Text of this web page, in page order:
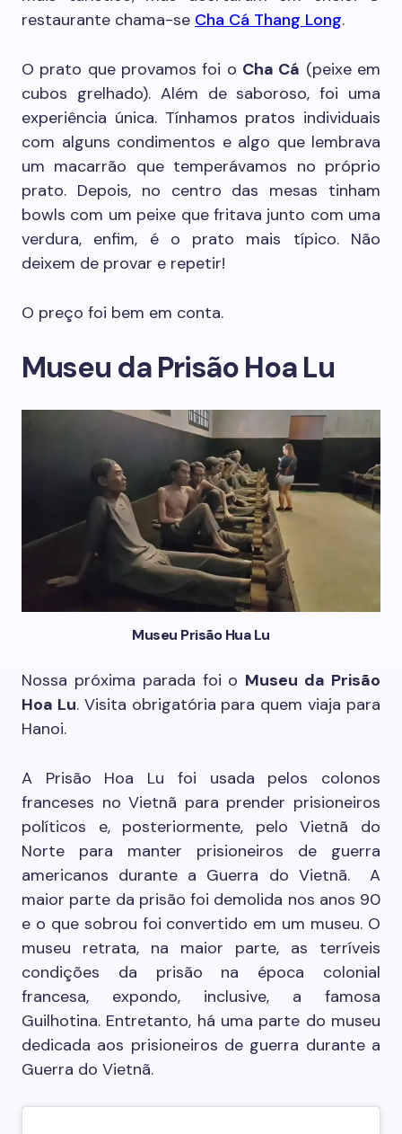
restaurante chama-se Cha Cá Thang Long.
O prato que provamos foi o Cha Cá (peixe em
cubos grelhado). Além de saboroso, foi uma
experiência única. Tínhamos pratos individuais
com alguns condimentos e algo que lembrava
um macarrão que temperávamos no próprio
prato. Depois, no centro das mesas tinham
bowls com um peixe que fritava junto com uma
verdura, enfim, é o prato mais típico. Não
deixem de provar e repetir!
O preço foi bem em conta.
Museu da Prisão Hoa Lu
Museu Prisão Hua Lu
Nossa próxima parada foi o Museu da Prisão
Hoa Lu. Visita obrigatória para quem viaja para
Hanoi.
A Prisão Hoa Lu foi usada pelos colonos
franceses no Vietnã para prender prisioneiros
políticos e, posteriormente, pelo Vietnã do
Norte para manter prisioneiros de guerra
americanos durante a Guerra do Vietnã. A
maior parte da prisão foi demolida nos anos 90
e o que sobrou foi convertido em um museu. O
museu retrata, na maior parte, as terríveis
condições da prisão na época colonial
francesa, expondo, inclusive, a famosa
Guilhotina. Entretanto, há uma parte do museu
dedicada aos prisioneiros de guerra durante a
Guerra do Vietnã.